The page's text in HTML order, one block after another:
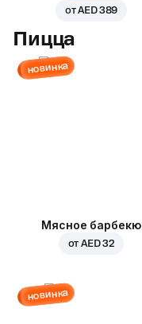
отAED 389
Пицца
новинка
Мясное барбекю
отAED 32
новинка